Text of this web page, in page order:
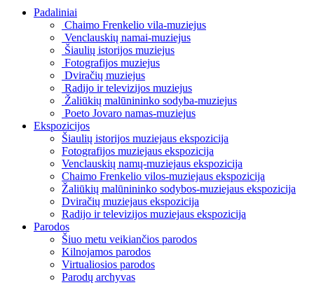
Padaliniai
Chaimo Frenkelio vila-muziejus
Venclauskių namai-muziejus
Šiaulių istorijos muziejus
Fotografijos muziejus
Dviračių muziejus
Radijo ir televizijos muziejus
Žaliūkių malūnininko sodyba-muziejus
Poeto Jovaro namas-muziejus
Ekspozicijos
Šiaulių istorijos muziejaus ekspozicija
Fotografijos muziejaus ekspozicija
Venclauskių namų-muziejaus ekspozicija
Chaimo Frenkelio vilos-muziejaus ekspozicija
Žaliūkių malūnininko sodybos-muziejaus ekspozicija
Dviračių muziejaus ekspozicija
Radijo ir televizijos muziejaus ekspozicija
Parodos
Šiuo metu veikiančios parodos
Kilnojamos parodos
Virtualiosios parodos
Parodų archyvas